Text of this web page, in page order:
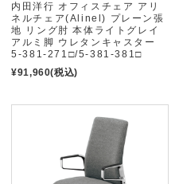
内田洋行 オフィスチェア アリ
ネルチェア(Alinel) プレーン張
地 リング肘 本体ライトグレイ
アルミ脚 ウレタンキャスター
5-381-271□/5-381-381□
¥91,960(税込)